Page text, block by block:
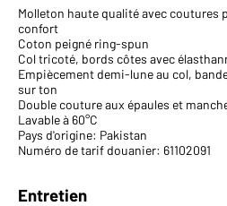
Molleton haute qualité avec coutures
confort
Coton peigné ring-spun
Col tricoté, bords côtes avec
Empiècement demi-lune au col,
sur ton
Double couture aux épaules et
Lavable à 60°C
Pays d'origine: Pakistan
Numéro de tarif douanier: 61102091
Entretien